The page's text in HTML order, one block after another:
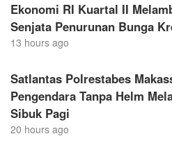
Ekonomi RI Kuartal II
Senjata Penurunan Bunga
13 hours ago
Satlantas Polrestabes
Pengendara Tanpa Helm
Sibuk Pagi
20 hours ago